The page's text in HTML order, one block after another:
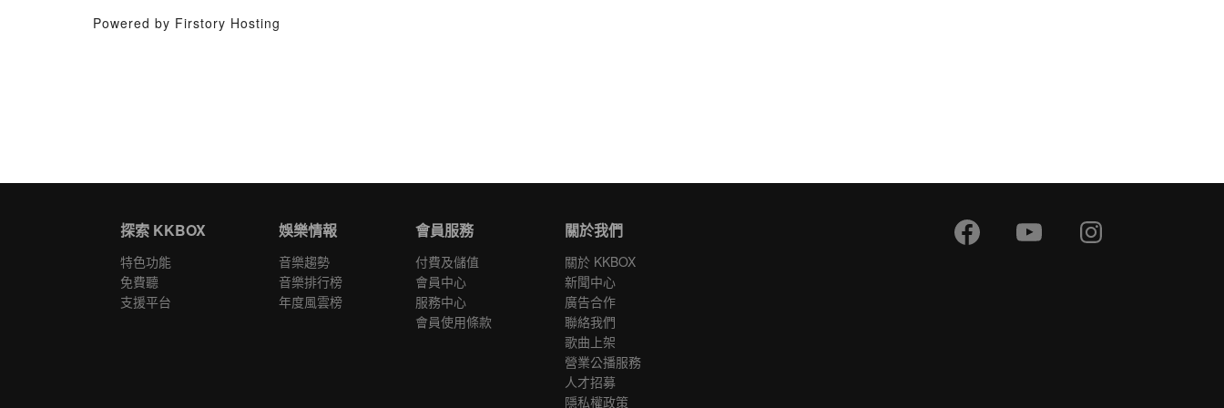
Powered by Firstory Hosting
探索 KKBOX
特色功能
免費聽
支援平台
娛樂情報
音樂趨勢
音樂排行榜
年度風雲榜
會員服務
付費及儲值
會員中心
服務中心
會員使用條款
關於我們
關於 KKBOX
新聞中心
廣告合作
聯絡我們
歌曲上架
營業公播服務
人才招募
隱私權政策